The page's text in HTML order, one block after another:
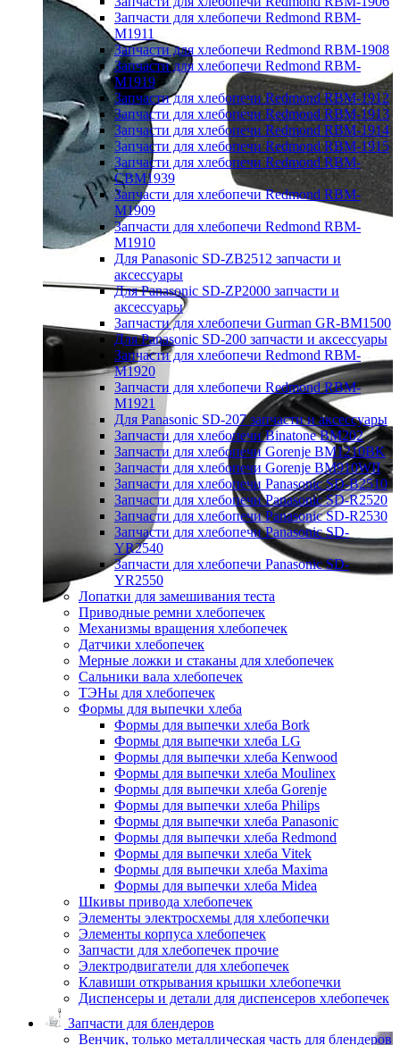
Запчасти для хлебопечи Redmond RBM-
M1911
Запчасти для хлебопечи Redmond RBM-1908
Запчасти для хлебопечи Redmond RBM-
M1919
Запчасти для хлебопечи Redmond RBM-1912
Запчасти для хлебопечи Redmond RBM-1913
Запчасти для хлебопечи Redmond RBM-1914
Запчасти для хлебопечи Redmond RBM-1915
Запчасти для хлебопечи Redmond RBM-
CBM1939
Запчасти для хлебопечи Redmond RBM-
M1909
Запчасти для хлебопечи Redmond RBM-
M1910
Для Panasonic SD-ZB2512 запчасти и
аксессуары
Для Panasonic SD-ZP2000 запчасти и
аксессуары
Запчасти для хлебопечи Gurman GR-BM1500
Для Panasonic SD-200 запчасти и аксессуары
Запчасти для хлебопечи Redmond RBM-
M1920
Запчасти для хлебопечи Redmond RBM-
M1921
Для Panasonic SD-207 запчасти и аксессуары
Запчасти для хлебопечи Binatone BM202
Запчасти для хлебопечи Gorenje BM1210BK
Запчасти для хлебопечи Gorenje BM910WII
Запчасти для хлебопечи Panasonic SD-B2510
Запчасти для хлебопечи Panasonic SD-R2520
Запчасти для хлебопечи Panasonic SD-R2530
Запчасти для хлебопечи Panasonic SD-
YR2540
Запчасти для хлебопечи Panasonic SD-
YR2550
Лопатки для замешивания теста
Приводные ремни хлебопечек
Механизмы вращения хлебопечек
Датчики хлебопечек
Мерные ложки и стаканы для хлебопечек
Сальники вала хлебопечек
ТЭНы для хлебопечек
Формы для выпечки хлеба
Формы для выпечки хлеба Bork
Формы для выпечки хлеба LG
Формы для выпечки хлеба Kenwood
Формы для выпечки хлеба Moulinex
Формы для выпечки хлеба Gorenje
Формы для выпечки хлеба Philips
Формы для выпечки хлеба Panasonic
Формы для выпечки хлеба Redmond
Формы для выпечки хлеба Vitek
Формы для выпечки хлеба Maxima
Формы для выпечки хлеба Midea
Шкивы привода хлебопечек
Элементы электросхемы для хлебопечки
Элементы корпуса хлебопечек
Запчасти для хлебопечек прочие
Электродвигатели для хлебопечек
Клавиши открывания крышки хлебопечки
Диспенсеры и детали для диспенсеров хлебопечек
Запчасти для блендеров
Венчик, только металлическая часть для блендеров